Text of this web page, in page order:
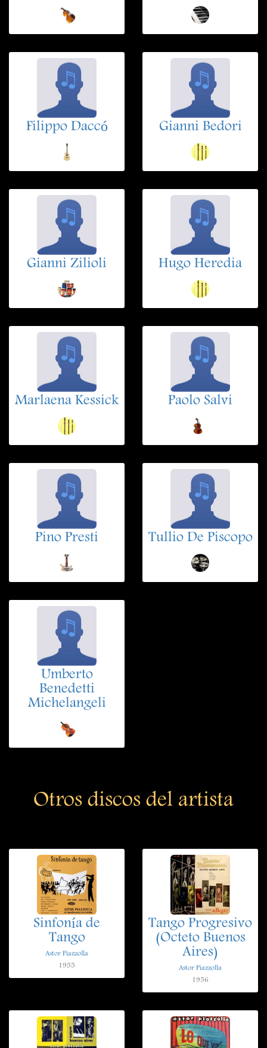
Filippo Daccó Gianni Bedori
Gianni Zilioli Hugo Heredia
Marlaena Kessick Paolo Salvi
Pino Presti Tullio De Piscopo
Umberto
Benedetti
Michelangeli
Otros discos del artista
Sinfonía de
Tango
Astor Piazzolla
1955
Tango Progresivo
(Octeto Buenos
Aires)
Astor Piazzolla
1956